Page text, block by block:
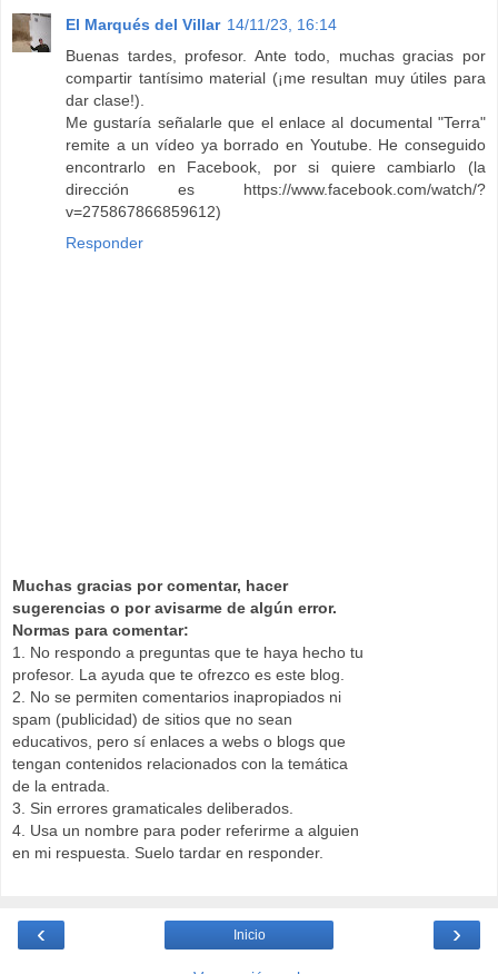
El Marqués del Villar 14/11/23, 16:14
Buenas tardes, profesor. Ante todo, muchas gracias por
compartir tantísimo material (¡me resultan muy útiles para
dar clase!).
Me gustaría señalarle que el enlace al documental "Terra"
remite a un vídeo ya borrado en Youtube. He conseguido
encontrarlo en Facebook, por si quiere cambiarlo (la
dirección es https://www.facebook.com/watch/?
v=275867866859612)
Responder
Muchas gracias por comentar, hacer
sugerencias o por avisarme de algún error.
Normas para comentar:
1. No respondo a preguntas que te haya hecho tu
profesor. La ayuda que te ofrezco es este blog.
2. No se permiten comentarios inapropiados ni
spam (publicidad) de sitios que no sean
educativos, pero sí enlaces a webs o blogs que
tengan contenidos relacionados con la temática
de la entrada.
3. Sin errores gramaticales deliberados.
4. Usa un nombre para poder referirme a alguien
en mi respuesta. Suelo tardar en responder.
‹ ›
Inicio